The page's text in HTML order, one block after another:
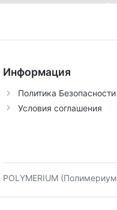
Информация
Политика Безопасности
Условия соглашения
POLYMERIUM